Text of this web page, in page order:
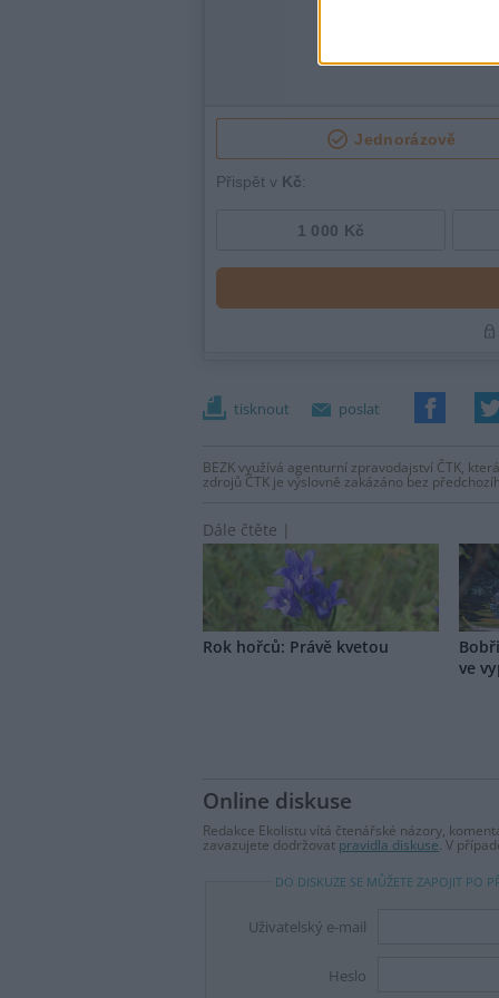
tisknout poslat
BEZK využívá agenturní zpravodajství ČTK,
zdrojů ČTK je výslovně zakázáno bez
Dále čtěte |
Rok hořců: Právě kvetou
ve
Online diskuse
Redakce Ekolistu vítá čtenářské názory,
zavazujete dodržovat pravidla diskuse. V
DO DISKUZE SE MŮŽETE ZAPOJIT PO
Uživatelský e-mail
Heslo